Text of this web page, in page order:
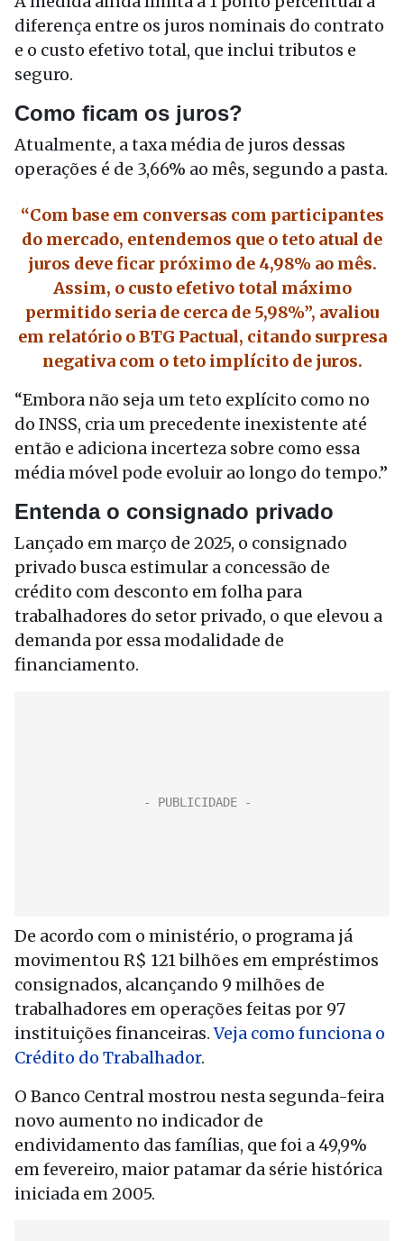
diferença entre os juros nominais do contrato
e o custo efetivo total, que inclui tributos e
seguro.
Como ficam os juros?
Atualmente, a taxa média de juros dessas
operações é de 3,66% ao mês, segundo a pasta.
“Com base em conversas com participantes
do mercado, entendemos que o teto atual de
juros deve ficar próximo de 4,98% ao mês.
Assim, o custo efetivo total máximo
permitido seria de cerca de 5,98%”, avaliou
em relatório o BTG Pactual, citando surpresa
negativa com o teto implícito de juros.
“Embora não seja um teto explícito como no
do INSS, cria um precedente inexistente até
então e adiciona incerteza sobre como essa
média móvel pode evoluir ao longo do tempo.”
Entenda o consignado privado
Lançado em março de 2025, o consignado
privado busca estimular a concessão de
crédito com desconto em folha para
trabalhadores do setor privado, o que elevou a
demanda por essa modalidade de
financiamento.
De acordo com o ministério, o programa já
movimentou R$ 121 bilhões em empréstimos
consignados, alcançando 9 milhões de
trabalhadores em operações feitas por 97
instituições financeiras.Veja como funciona o
Crédito do Trabalhador.
O Banco Central mostrou nesta segunda-feira
novo aumento no indicador de
endividamento das famílias, que foi a 49,9%
em fevereiro, maior patamar da série histórica
iniciada em 2005.